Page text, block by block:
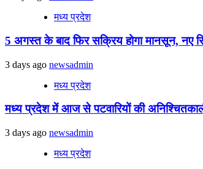
मध्य प्रदेश
5 अगस्त के बाद फिर सक्रिय होगा मानसून, नए
3 days ago newsadmin
मध्य प्रदेश
मध्य प्रदेश में आज से पटवारियों की
3 days ago newsadmin
मध्य प्रदेश